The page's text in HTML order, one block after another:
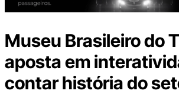
Museu Brasileiro do
aposta em
contar história do